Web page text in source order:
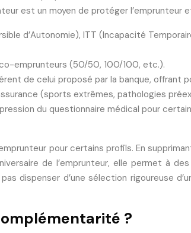
est un moyen de protéger
d’Autonomie), ITT (Incapacité
emprunteurs (50/50, 100/100, etc.).
de celui proposé par la banque,
(sports extrêmes, pathologies
du questionnaire médical pour
pour certains profils. En
de l’emprunteur, elle permet à
dispenser d’une sélection rigoureuse
?